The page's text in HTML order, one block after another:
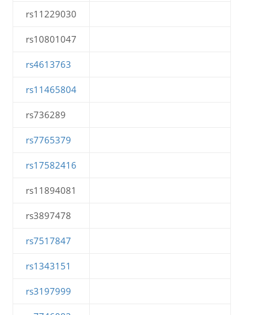
rs11229030
rs10801047
rs4613763
rs11465804
rs736289
rs7765379
rs17582416
rs11894081
rs3897478
rs7517847
rs1343151
rs3197999